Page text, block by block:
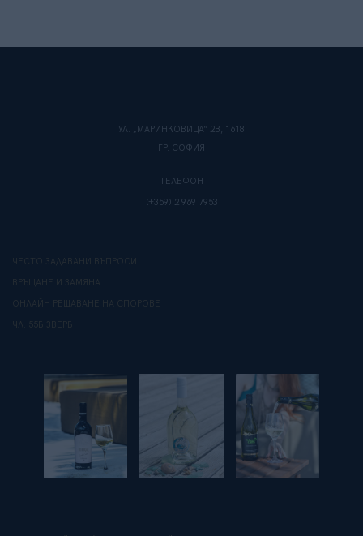
УЛ. „МАРИНКОВИЦА“ 2B, 1618
ГР. СОФИЯ
ТЕЛЕФОН
(+359) 2 969 7953
ЧЕСТО ЗАДАВАНИ ВЪПРОСИ
ВРЪЩАНЕ И ЗАМЯНА
ОНЛАЙН РЕШАВАНЕ НА СПОРОВЕ
ЧЛ. 55Б ЗВЕРБ